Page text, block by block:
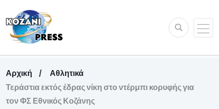
Αρχική
Αθλητικά
Τεράστια εκτός έδρας νίκη στο ντέρμπι κορυφής για
τον ΦΣ Εθνικός Κοζάνης